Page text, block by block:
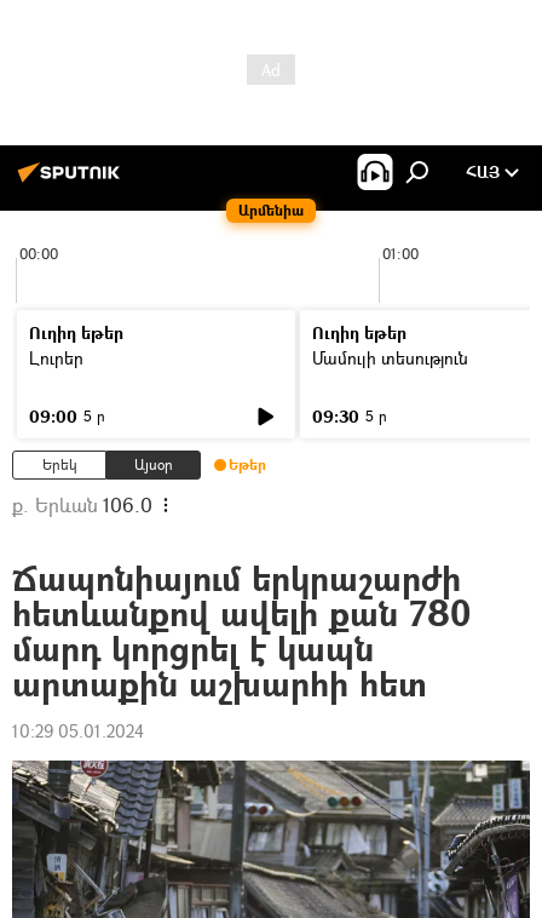
Արմենիա
ՀԱՅ
00:00 01:00
Ուղիղ եթեր
Լուրեր
09:00 5 ր
Ուղիղ եթեր
Մամուլի տեսություն
09:30 5 ր
Երեկ Այսօր Եթեր
ք. Երևան 106.0
Ճապոնիայում երկրաշարժի
հետևանքով ավելի քան 780
մարդ կորցրել է կապն
արտաքին աշխարհի հետ
10:29 05.01.2024